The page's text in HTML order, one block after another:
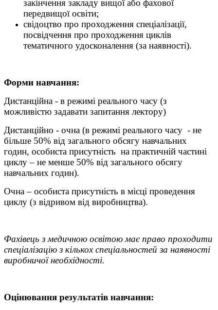
закінчення закладу вищої або фахової
передвищої освіти;
свідоцтво про проходження спеціалізації,
посвідчення про проходження циклів
тематичного удосконалення (за наявності).
Форми навчання:
Дистанційна - в режимі реального часу (з
можливістю задавати запитання лектору)
Дистанційно - очна (в режимі реального часу - не
більше 50% від загального обсягу навчальних
годин, особиста присутність на практичній частині
циклу – не менше 50% від загального обсягу
навчальних годин).
Очна – особиста присутність в місці проведення
циклу (з відривом від виробництва).
Фахівець з медичною освітою має право проходити
спеціалізацію з кількох спеціальностей за наявності
виробничої необхідності.
Оцінювання результатів навчання: